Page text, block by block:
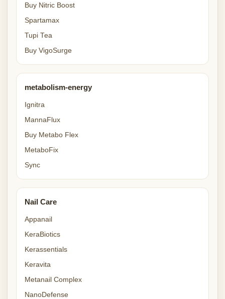
Buy Nitric Boost
Spartamax
Tupi Tea
Buy VigoSurge
metabolism-energy
Ignitra
MannaFlux
Buy Metabo Flex
MetaboFix
Sync
Nail Care
Appanail
KeraBiotics
Kerassentials
Keravita
Metanail Complex
NanoDefense